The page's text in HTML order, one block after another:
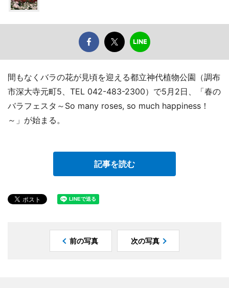
間もなくバラの花が見頃を迎える都立神代植物公園（調布
市深大寺元町5、TEL 042-483-2300）で5月2日、「春の
バラフェスタ～So many roses, so much happiness！
～」が始まる。
記事を読む
前の写真 次の写真